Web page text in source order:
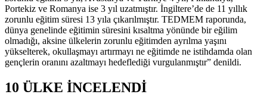
Portekiz ve Romanya ise 3 yıl uzatmıştır. İngiltere’de de 11 yıllık
zorunlu eğitim süresi 13 yıla çıkarılmıştır. TEDMEM raporunda,
dünya genelinde eğitimin süresini kısaltma yönünde bir eğilim
olmadığı, aksine ülkelerin zorunlu eğitimden ayrılma yaşını
yükselterek, okullaşmayı artırmayı ne eğitimde ne istihdamda olan
gençlerin oranını azaltmayı hedeflediği vurgulanmıştır” denildi.
10 ÜLKE İNCELENDİ